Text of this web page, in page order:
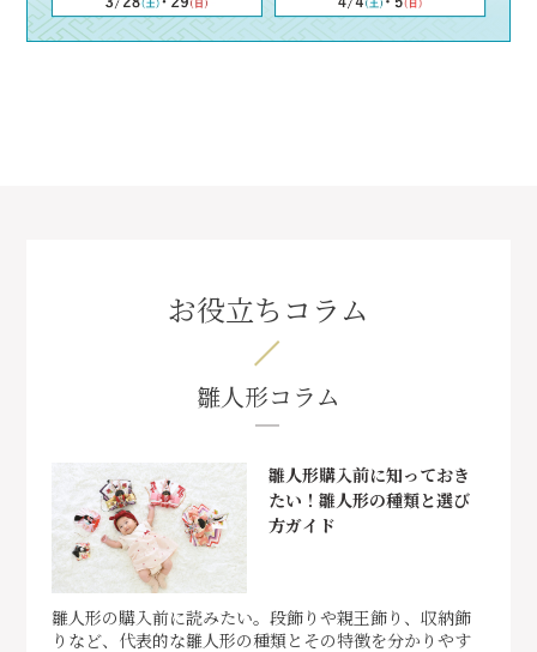
お役立ちコラム
雛人形コラム
雛人形購入前に知っておき
たい！雛人形の種類と選び
方ガイド
雛人形の購入前に読みたい。段飾りや親王飾り、収納飾
りなど、代表的な雛人形の種類とその特徴を分かりやす